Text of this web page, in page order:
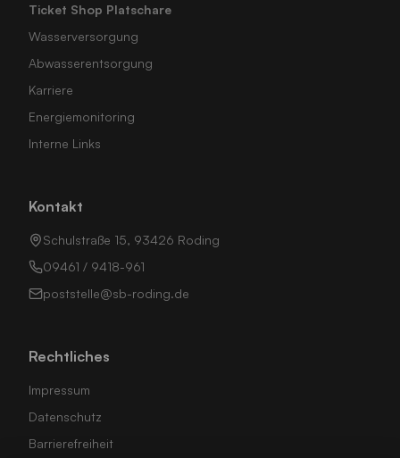
Ticket Shop Platschare
Wasserversorgung
Abwasserentsorgung
Karriere
Energiemonitoring
Interne Links
Kontakt
Schulstraße 15, 93426 Roding
09461 / 9418-961
poststelle@sb-roding.de
Rechtliches
Impressum
Datenschutz
Barrierefreiheit